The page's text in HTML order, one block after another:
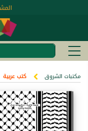
مكتبات الشروق كتب عربية